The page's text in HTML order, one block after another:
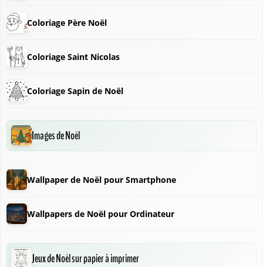
Coloriage Père Noël
Coloriage Saint Nicolas
Coloriage Sapin de Noël
Images de Noël
Wallpaper de Noël pour Smartphone
Wallpapers de Noël pour Ordinateur
Jeux de Noël sur papier à imprimer